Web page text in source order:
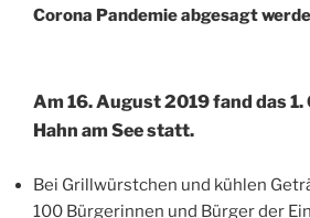
Corona Pandemie abgesagt
Am 16. August 2019 fand das 1.
Hahn am See statt.
Bei Grillwürstchen und kühlen
100 Bürgerinnen und Bürger der